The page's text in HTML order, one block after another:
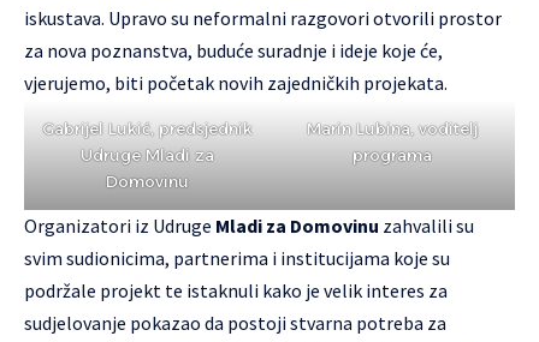
iskustava. Upravo su neformalni razgovori otvorili prostor
za nova poznanstva, buduće suradnje i ideje koje će,
vjerujemo, biti početak novih zajedničkih projekata.
Gabrijel Lukić, predsjednik
Udruge Mladi za
Domovinu
Marin Lubina, voditelj
programa
Organizatori iz Udruge Mladi za Domovinu zahvalili su
svim sudionicima, partnerima i institucijama koje su
podržale projekt te istaknuli kako je velik interes za
sudjelovanje pokazao da postoji stvarna potreba za